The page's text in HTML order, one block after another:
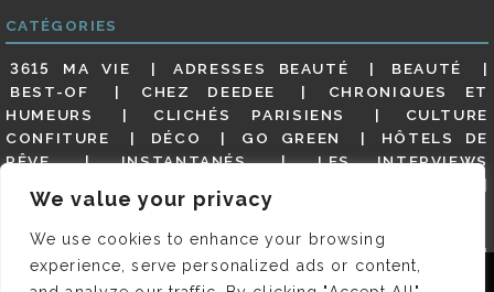
We value your privacy
We use cookies to enhance your browsing
experience, serve personalized ads or content,
CATÉGORIES
3615 MA VIE ADRESSES BEAUTÉ
BEAUTÉ
BEST-OF
CHEZ DEEDEE
CHRONIQUES ET
HUMEURS
CLICHÉS PARISIENS
CULTURE
CONFITURE
DÉCO GO GREEN
HÔTELS DE
RÊVE
INSTANTANÉS
LES INTERVIEWS
MES ADRESSES
MODE
(BUT GOODIES)
PAR ICI LE MAGOT !
PARIS EN PHOTOS
RESTAURANTS
REVUE DE PRESSE DÉTAILLÉE, SIOU PLAIT
SALONS
Nous utilisons des cookies pour vous garantir la meilleure